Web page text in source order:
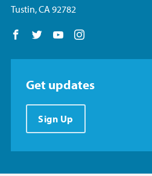
Tustin, CA 92782
Follow us on Facebook
Follow us on Twitter
Follow us on YouTube
Get updates
Sign Up